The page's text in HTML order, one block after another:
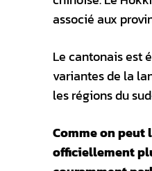
associé aux
Le cantonais est
variantes de la
les régions du
Comme on
officiellement